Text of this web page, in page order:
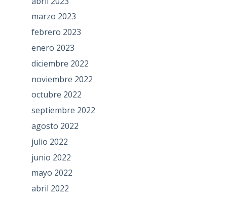
marzo 2023
febrero 2023
enero 2023
diciembre 2022
noviembre 2022
octubre 2022
septiembre 2022
agosto 2022
julio 2022
junio 2022
mayo 2022
abril 2022